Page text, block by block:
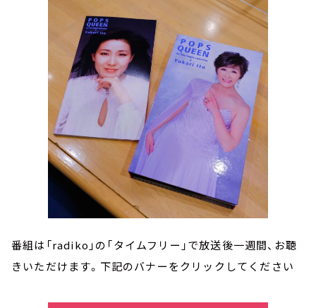
番組は「radiko」の「タイムフリー」で放送後一週間、お聴
きいただけます。下記のバナーをクリックしてください